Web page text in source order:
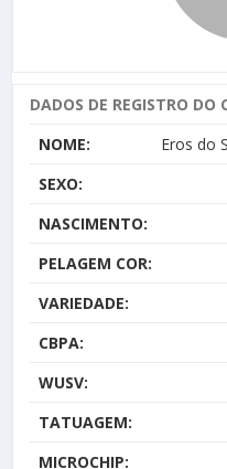
DADOS DE REGISTRO DO
NOME:
Eros do
SEXO:
NASCIMENTO:
PELAGEM COR:
VARIEDADE:
CBPA:
WUSV:
TATUAGEM:
MICROCHIP: